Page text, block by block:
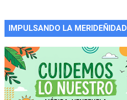
IMPULSANDO LA MERIDEÑIDAD